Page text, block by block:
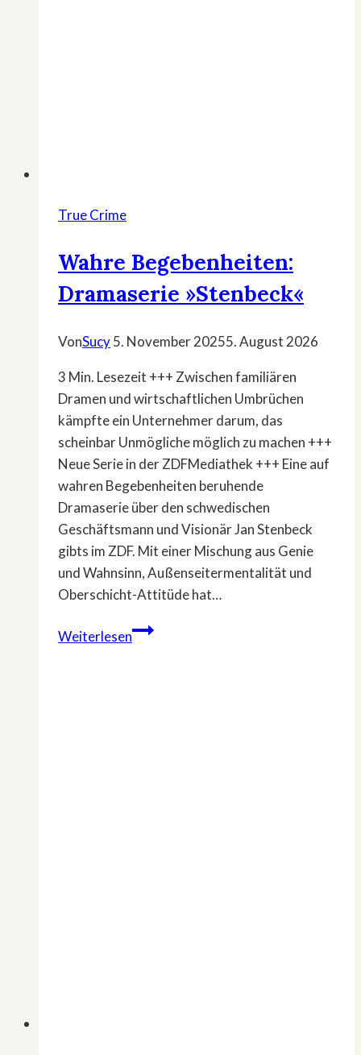
True Crime
Wahre Begebenheiten:
Dramaserie »Stenbeck«
VonSucy5. November 20255. August 2026
3 Min. Lesezeit +++ Zwischen familiären
Dramen und wirtschaftlichen Umbrüchen
kämpfte ein Unternehmer darum, das
scheinbar Unmögliche möglich zu machen +++
Neue Serie in der ZDFMediathek +++ Eine auf
wahren Begebenheiten beruhende
Dramaserie über den schwedischen
Geschäftsmann und Visionär Jan Stenbeck
gibts im ZDF. Mit einer Mischung aus Genie
und Wahnsinn, Außenseitermentalität und
Oberschicht-Attitüde hat…
WeiterlesenWahre